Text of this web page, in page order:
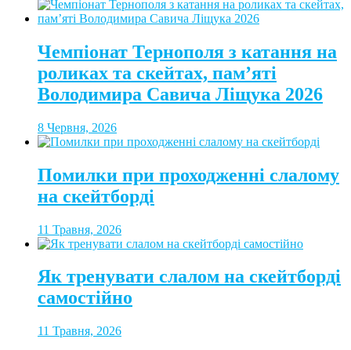
Чемпіонат Тернополя з катання на
роликах та скейтах, пам’яті
Володимира Савича Ліщука 2026
8 Червня, 2026
Помилки при проходженні слалому
на скейтборді
11 Травня, 2026
Як тренувати слалом на скейтборді
самостійно
11 Травня, 2026